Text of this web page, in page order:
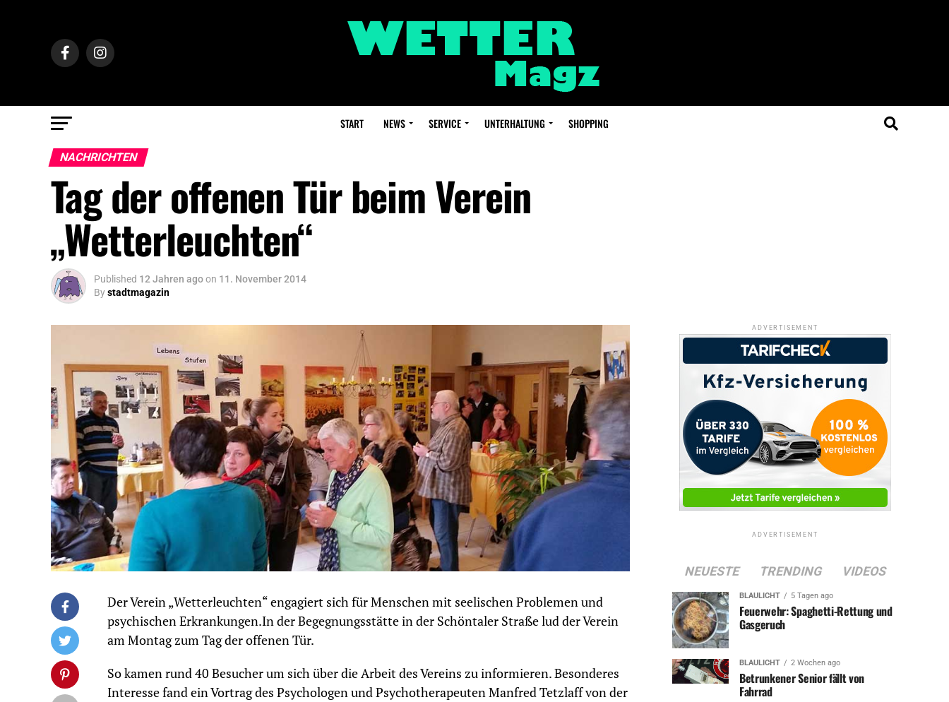
START NEWS SERVICE UNTERHALTUNG SHOPPING
NACHRICHTEN
Tag der offenen Tür beim Verein
„Wetterleuchten“
Published 12 Jahren agoon 11. November 2014
Bystadtmagazin
Der Verein „Wetterleuchten“ engagiert sich für Menschen mit seelischen Problemen und
psychischen Erkrankungen.In der Begegnungsstätte in der Schöntaler Straße lud der Verein
am Montag zum Tag der offenen Tür.
So kamen rund 40 Besucher um sich über die Arbeit des Vereins zu informieren. Besonderes
Interesse fand ein Vortrag des Psychologen und Psychotherapeuten Manfred Tetzlaff von der
ADVERTISEMENT
ADVERTISEMENT
NEUESTE TRENDING VIDEOS
BLAULICHT 5 Tagen ago
Feuerwehr: Spaghetti-Rettung und
Gasgeruch
BLAULICHT 2 Wochen ago
Betrunkener Senior fällt von
Fahrrad